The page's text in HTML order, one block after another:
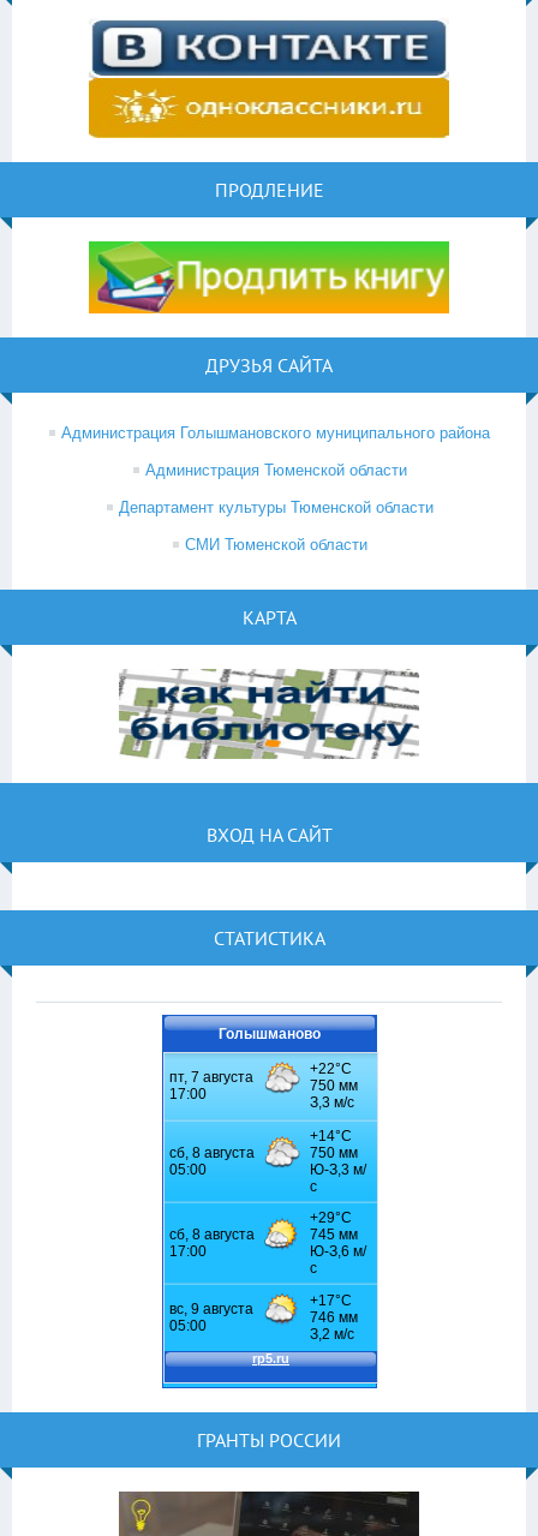
ПРОДЛЕНИЕ
ДРУЗЬЯ САЙТА
Администрация Голышмановского муниципального района
Администрация Тюменской области
Департамент культуры Тюменской области
СМИ Тюменской области
КАРТА
ВХОД НА САЙТ
СТАТИСТИКА
Голышманово
ГРАНТЫ РОССИИ